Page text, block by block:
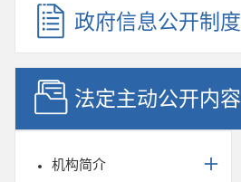
政府信息公开制度
法定主动公开内容
机构简介